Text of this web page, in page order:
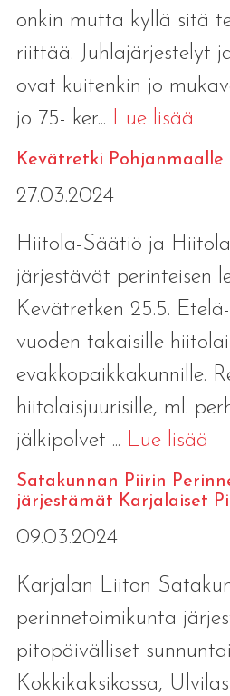
onkin mutta kyllä sitä
riittää. Juhlajärjestelyt
ovat kuitenkin jo
jo 75- ker... Lue lisää
Kevätretki Pohjanmaalle
27.03.2024
Hiitola-Säätiö ja
järjestävät perinteisen
Kevätretken 25.5.
vuoden takaisille
evakkopaikkakunnille.
hiitolaisjuurisille, ml.
jälkipolvet ... Lue lisää
Satakunnan Piirin
järjestämät Karjalaiset
09.03.2024
Karjalan Liiton
perinnetoimikunta
pitopäivälliset
Kokkikaksikossa,